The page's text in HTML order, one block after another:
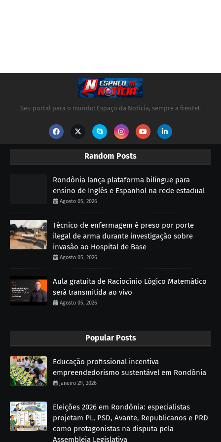
Seu portal para o mundo: Espaço da Notícia, sempre a frente!.
Random Posts
Rondônia lança plataforma bilíngue para
ensino de Inglês e Espanhol na rede estadual
Agosto 05, 2026
Técnico de enfermagem é preso por porte
ilegal de arma durante investigação sobre
invasão ao Hospital de Base
Agosto 05, 2026
Aula gratuita de Raciocínio Lógico Matemático
será transmitida ao vivo
Agosto 05, 2026
Popular Posts
Educação profissional incentiva
empreendedorismo sustentável em Rondônia
janeiro 29, 2026
Eleições 2026 em Rondônia: especialistas
projetam PL, PSD, Avante, Republicanos e PRD
como protagonistas na disputa pela
Assembleia Legislativa